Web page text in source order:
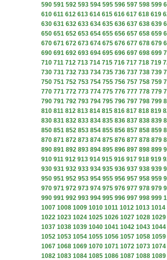
590 591 592 593 594 595 596 597 598 599
610 611 612 613 614 615 616 617 618 619
630 631 632 633 634 635 636 637 638 639
650 651 652 653 654 655 656 657 658 659
670 671 672 673 674 675 676 677 678 679
690 691 692 693 694 695 696 697 698 699
710 711 712 713 714 715 716 717 718 719
730 731 732 733 734 735 736 737 738 739
750 751 752 753 754 755 756 757 758 759
770 771 772 773 774 775 776 777 778 779
790 791 792 793 794 795 796 797 798 799
810 811 812 813 814 815 816 817 818 819
830 831 832 833 834 835 836 837 838 839
850 851 852 853 854 855 856 857 858 859
870 871 872 873 874 875 876 877 878 879
890 891 892 893 894 895 896 897 898 899
910 911 912 913 914 915 916 917 918 919
930 931 932 933 934 935 936 937 938 939
950 951 952 953 954 955 956 957 958 959
970 971 972 973 974 975 976 977 978 979
990 991 992 993 994 995 996 997 998 999
1007 1008 1009 1010 1011 1012 1013 1014
1022 1023 1024 1025 1026 1027 1028 1029
1037 1038 1039 1040 1041 1042 1043 1044
1052 1053 1054 1055 1056 1057 1058 1059
1067 1068 1069 1070 1071 1072 1073 1074
1082 1083 1084 1085 1086 1087 1088 1089